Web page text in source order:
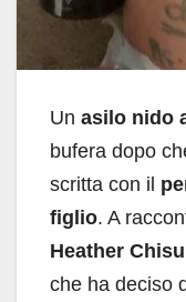
Un asilo nido
bufera dopo
scritta con il
figlio. A
Heather
che ha deciso